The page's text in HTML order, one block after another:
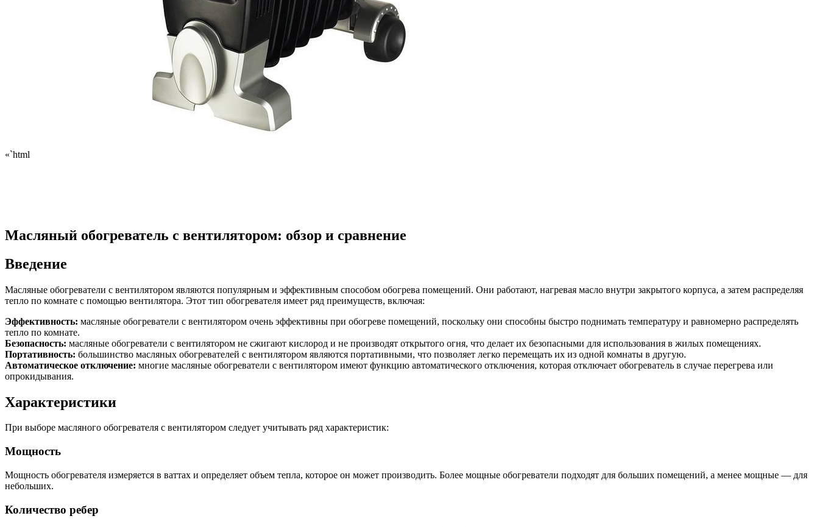
«`html
Масляный обогреватель с вентилятором: обзор и сравнение
Введение
Масляные обогреватели с вентилятором являются популярным и эффективным способом обогрева помещений. Они работают, нагревая масло внутри закрытого корпуса, а затем распределяя
тепло по комнате с помощью вентилятора. Этот тип обогревателя имеет ряд преимуществ, включая:
Эффективность: масляные обогреватели с вентилятором очень эффективны при обогреве помещений, поскольку они способны быстро поднимать температуру и равномерно распределять
тепло по комнате.
Безопасность: масляные обогреватели с вентилятором не сжигают кислород и не производят открытого огня, что делает их безопасными для использования в жилых помещениях.
Портативность: большинство масляных обогревателей с вентилятором являются портативными, что позволяет легко перемещать их из одной комнаты в другую.
Автоматическое отключение: многие масляные обогреватели с вентилятором имеют функцию автоматического отключения, которая отключает обогреватель в случае перегрева или
опрокидывания.
Характеристики
При выборе масляного обогревателя с вентилятором следует учитывать ряд характеристик:
Мощность
Мощность обогревателя измеряется в ваттах и определяет объем тепла, которое он может производить. Более мощные обогреватели подходят для больших помещений, а менее мощные — для
небольших.
Количество ребер